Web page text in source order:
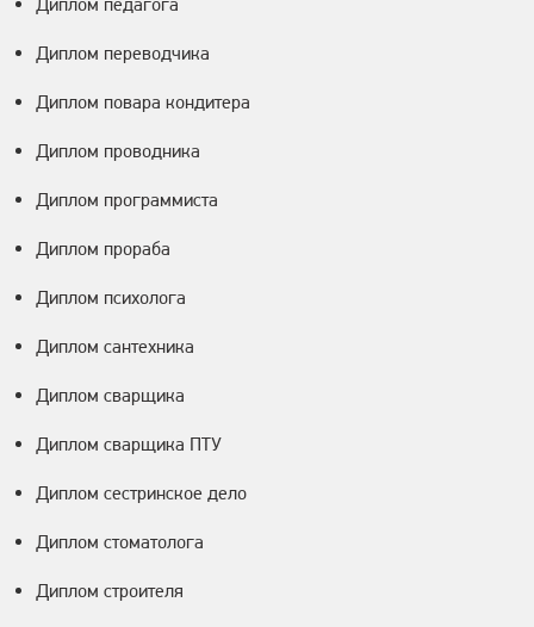
Диплом переводчика
Диплом повара кондитера
Диплом проводника
Диплом программиста
Диплом прораба
Диплом психолога
Диплом сантехника
Диплом сварщика
Диплом сварщика ПТУ
Диплом сестринское дело
Диплом стоматолога
Диплом строителя